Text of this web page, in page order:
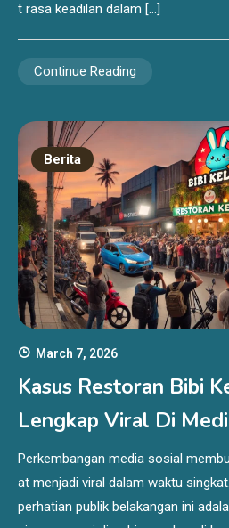
t rasa keadilan dalam […]
Continue Reading
Berita
March 7, 2026
Kasus Restoran Bibi
Lengkap Viral Di
Perkembangan media sosial
at menjadi viral dalam waktu
perhatian publik belakangan ini